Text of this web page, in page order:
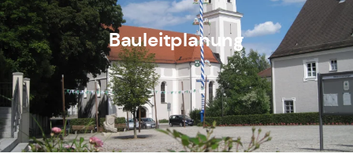
Bauleitplanung